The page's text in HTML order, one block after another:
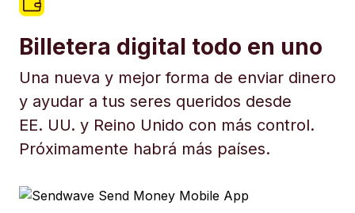
Billetera digital todo en uno
Una nueva y mejor forma de enviar dinero
y ayudar a tus seres queridos desde
EE. UU. y Reino Unido con más control.
Próximamente habrá más países.